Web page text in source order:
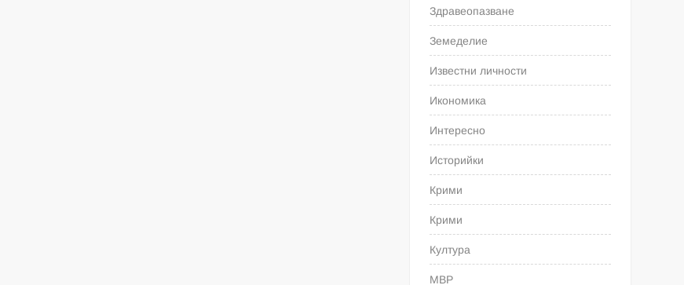
Здравеопазване
Земеделие
Известни личности
Икономика
Интересно
Историйки
Крими
Крими
Култура
МВР